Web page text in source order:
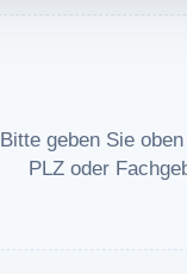
Bitte geben Sie
PLZ oder